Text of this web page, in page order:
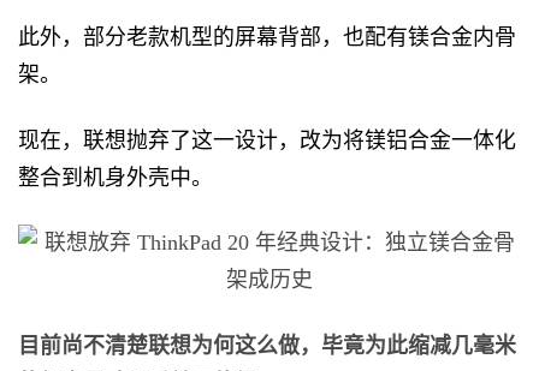
此外，部分老款机型的屏幕背部，也配有镁合金内骨
架。
现在，联想抛弃了这一设计，改为将镁铝合金一体化
整合到机身外壳中。
目前尚不清楚联想为何这么做，毕竟为此缩减几毫米